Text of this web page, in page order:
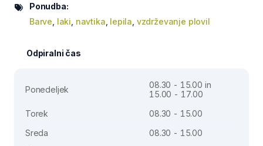
Ponudba:
Barve laki navtika lepila vzdrževanje plovil
Odpiralni čas
Ponedeljek
08.30 - 15.00 in
15.00 - 17.00
Torek
08.30 - 15.00
Sreda
08.30 - 15.00